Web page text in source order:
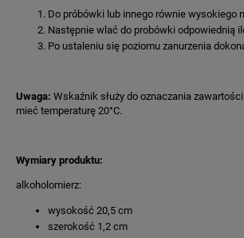
Do próbówki lub innego równie wysokiego
Następnie wlać do probówki odpowiednią
Po ustaleniu się poziomu zanurzenia
Uwaga: Wskaźnik służy do oznaczania
mieć temperaturę 20°C.
Wymiary produktu:
alkoholomierz:
wysokość 20,5 cm
szerokość 1,2 cm